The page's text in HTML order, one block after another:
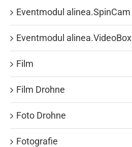
Eventmodul alinea.SpinCam
Eventmodul alinea.VideoBox
Film
Film Drohne
Foto Drohne
Fotografie